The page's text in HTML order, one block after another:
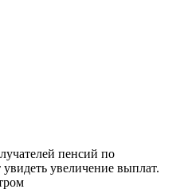
пенсий по
увеличение выплат.